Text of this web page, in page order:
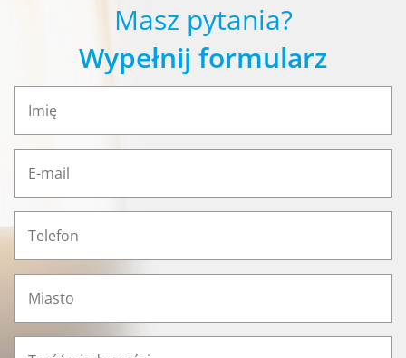
Masz pytania?
Wypełnij formularz